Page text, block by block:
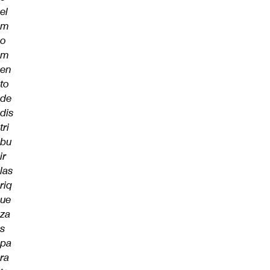
el
m
o
m
en
to
de
dis
tri
bu
ir
las
riq
ue
za
s
pa
ra